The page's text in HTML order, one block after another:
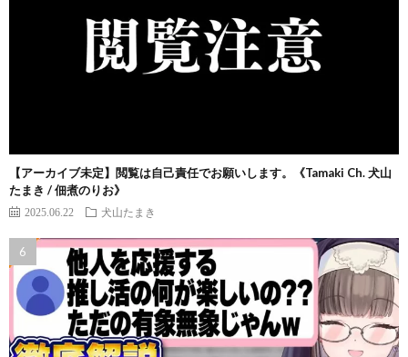
【アーカイブ未定】閲覧は自己責任でお願いします。《Tamaki Ch. 犬山
たまき / 佃煮のりお》
2025.06.22 犬山たまき